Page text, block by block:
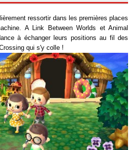
ressortir dans les premières places
A Link Between Worlds et Animal
à échanger leurs positions au fil des
qui s'y colle !